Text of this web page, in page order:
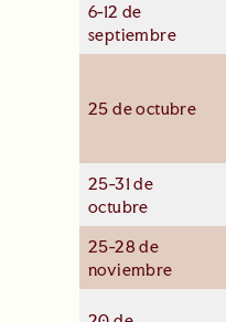
6-12 de
septiembre
25 de octubre
25-31 de
octubre
25-28 de
noviembre